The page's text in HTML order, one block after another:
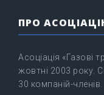
ПРО
Асоціація «Газові
жовтні 2003 року.
30 компаній-членів.